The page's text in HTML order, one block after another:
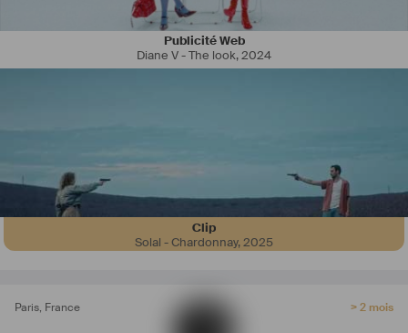
Publicité Web
Diane V - The look,2024
Clip
Solal - Chardonnay,2025
Paris, France > 2 mois